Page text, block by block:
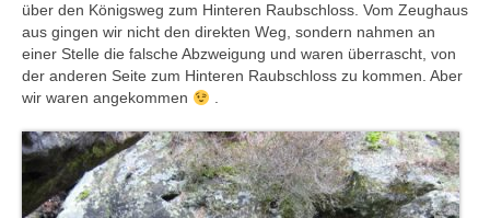
über den Königsweg zum Hinteren Raubschloss. Vom Zeughaus
aus gingen wir nicht den direkten Weg, sondern nahmen an
einer Stelle die falsche Abzweigung und waren überrascht, von
der anderen Seite zum Hinteren Raubschloss zu kommen. Aber
wir waren angekommen
.